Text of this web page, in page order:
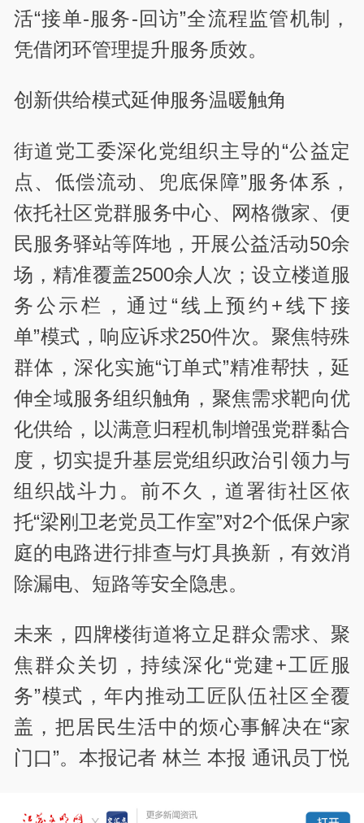
活“接单-服务-回访”全流程监管机制，
凭借闭环管理提升服务质效。
创新供给模式延伸服务温暖触角
街道党工委深化党组织主导的“公益定
点、低偿流动、兜底保障”服务体系，
依托社区党群服务中心、网格微家、便
民服务驿站等阵地，开展公益活动50余
场，精准覆盖2500余人次；设立楼道服
务公示栏，通过“线上预约+线下接
单”模式，响应诉求250件次。聚焦特殊
群体，深化实施“订单式”精准帮扶，延
伸全域服务组织触角，聚焦需求靶向优
化供给，以满意归程机制增强党群黏合
度，切实提升基层党组织政治引领力与
组织战斗力。前不久，道署街社区依
托“梁刚卫老党员工作室”对2个低保户家
庭的电路进行排查与灯具换新，有效消
除漏电、短路等安全隐患。
未来，四牌楼街道将立足群众需求、聚
焦群众关切，持续深化“党建+工匠服
务”模式，年内推动工匠队伍社区全覆
盖，把居民生活中的烦心事解决在“家
门口”。本报记者 林兰 本报 通讯员丁悦